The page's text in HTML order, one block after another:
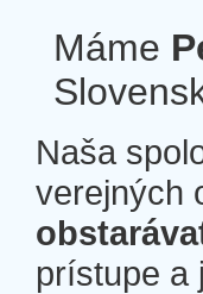
Máme
Naša
verejných
prístupe a